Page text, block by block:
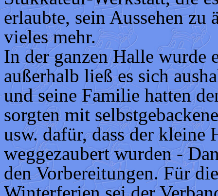
erlaubte, sein Aussehen
vieles mehr.
In der ganzen Halle wurde
außerhalb ließ es sich
und seine Familie hatten
sorgten mit
usw. dafür, dass der kleine
weggezaubert wurden -
den Vorbereitungen. Für